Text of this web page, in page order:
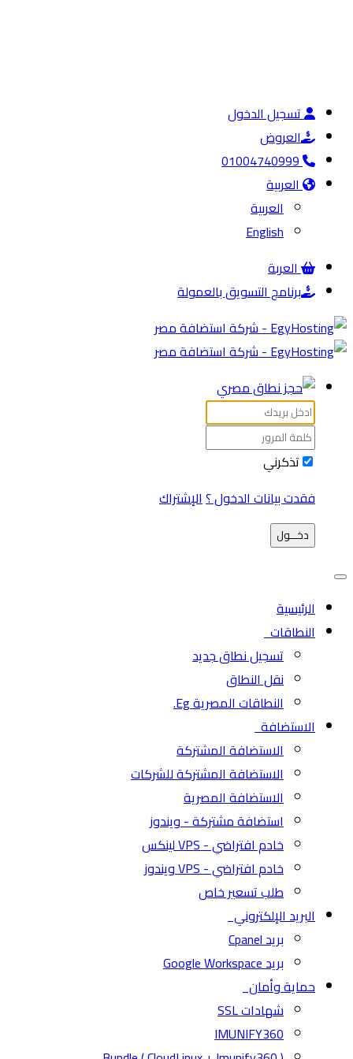
تسجيل الدخول
العروض
01004740999
العربية
العربية
English
العربة
برنامج التسويق بالعمولة
تذكرني
فقدت بيانات الدخول ؟الإشتراك
دخـــول
الرئيسية
النطاقات
تسجيل نطاق جديد
نقل النطاق
النطاقات المصرية Eg.
الاستضافة
الاستضافة المشتركة
الاستضافة المشتركة للشركات
الاستضافة المصرية
استضافة مشتركة - ويندوز
خادم افتراضي - VPS لينكس
خادم افتراضي - VPS ويندوز
طلب تسعير خاص
البريد الإلكتروني
بريد Cpanel
بريد Google Workspace
حماية وأمان
شهادات SSL
IMUNIFY360